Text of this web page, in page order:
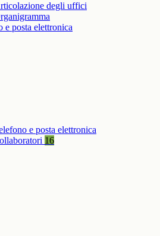
degli uffici
e posta elettronica
e posta elettronica
16